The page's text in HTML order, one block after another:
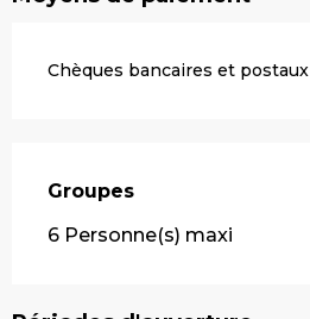
Chèques bancaires et postaux
Groupes
Groupes
6 Personne(s) maxi